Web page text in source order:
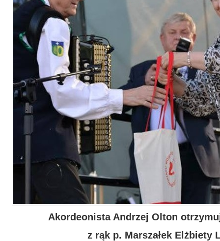
Akordeonista Andrzej Olton
z rąk p. Marszałek Elżbiety